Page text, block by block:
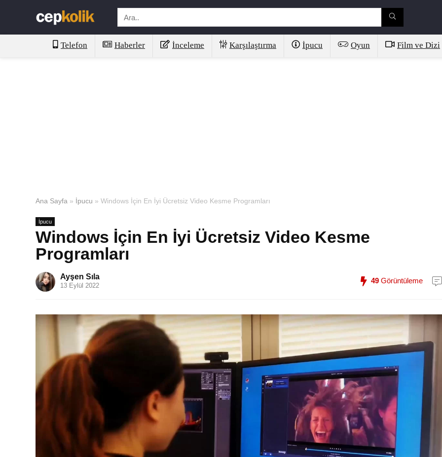
Telefon Haberler İnceleme Karşılaştırma İpucu Oyun Film ve Dizi
Ana Sayfa » İpucu » Windows İçin En İyi Ücretsiz Video Kesme Programları
İpucu
Windows İçin En İyi Ücretsiz Video Kesme
Programları
Ayşen Sıla
13 Eylül 2022
49 Görüntüleme